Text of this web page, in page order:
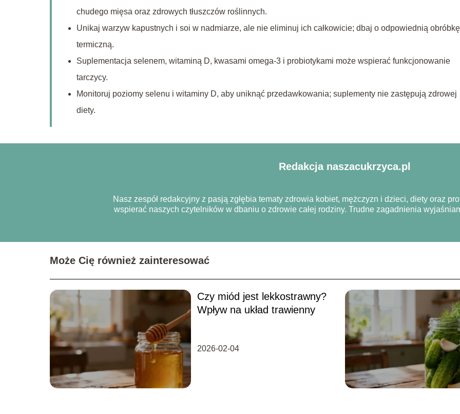
chudego mięsa oraz zdrowych tłuszczów roślinnych.
Unikaj warzyw kapustnych i soi w nadmiarze, ale nie eliminuj ich całkowicie; dbaj o odpowiednią obróbkę
termiczną.
Suplementacja selenem, witaminą D, kwasami omega-3 i probiotykami może wspierać funkcjonowanie
tarczycy.
Monitoruj poziomy selenu i witaminy D, aby uniknąć przedawkowania; suplementy nie zastępują zdrowej
diety.
Redakcja naszacukrzyca.pl
Nasz zespół redakcyjny z pasją zgłębia tematy zdrowia kobiet, mężczyzn i dzieci, diety oraz
wspierać naszych czytelników w dbaniu o zdrowie całej rodziny. Trudne zagadnienia
Może Cię również zainteresować
Czy miód jest lekkostrawny?
Wpływ na układ trawienny
2026-02-04